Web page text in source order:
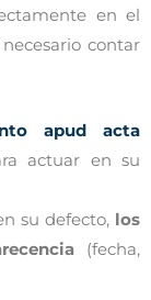
en el
contar
apud acta
actuar en su
su defecto, los
(fecha,